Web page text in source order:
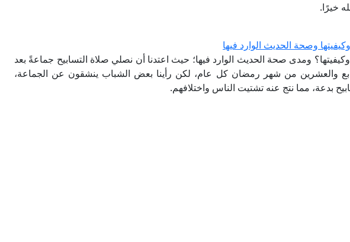
خيرًا.
وصحة الحديث الوارد فيها
ومدى صحة الحديث الوارد فيها؛ حيث اعتدنا أن نصلي صلاة التسابيح جماعةً بعد
والعشرين من شهر رمضان كل عام، لكن رأينا بعض الشباب ينشقون عن الجماعة،
بدعة، مما نتج عنه تشتيت الناس واختلافهم.